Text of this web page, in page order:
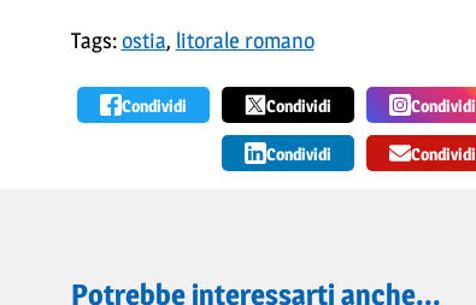
Tags:ostia, litorale romano
Condividi Condividi Condividi
Condividi Condividi
Potrebbe interessarti anche...